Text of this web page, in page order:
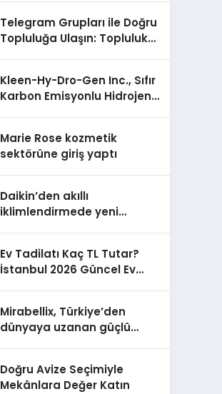
Telegram Grupları ile Doğru
Topluluğa Ulaşın: Topluluk
Kleen-Hy-Dro-Gen Inc., Sıfır
Karbon Emisyonlu Hidrojen
Aldı
Marie Rose kozmetik
sektörüne giriş yaptı
Daikin’den akıllı
iklimlendirmede yeni
Ev Tadilatı Kaç TL Tutar?
İstanbul 2026 Güncel Ev
Mirabellix, Türkiye’den
dünyaya uzanan güçlü
Doğru Avize Seçimiyle
Mekânlara Değer Katın